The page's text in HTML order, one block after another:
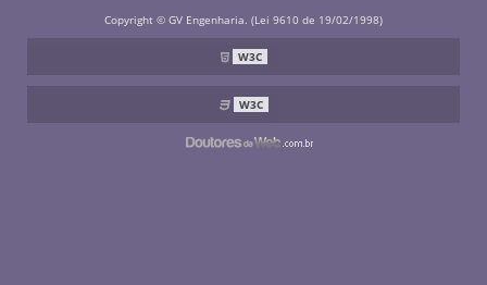
Copyright © GV Engenharia. (Lei 9610 de 19/02/1998)
W3C
W3C